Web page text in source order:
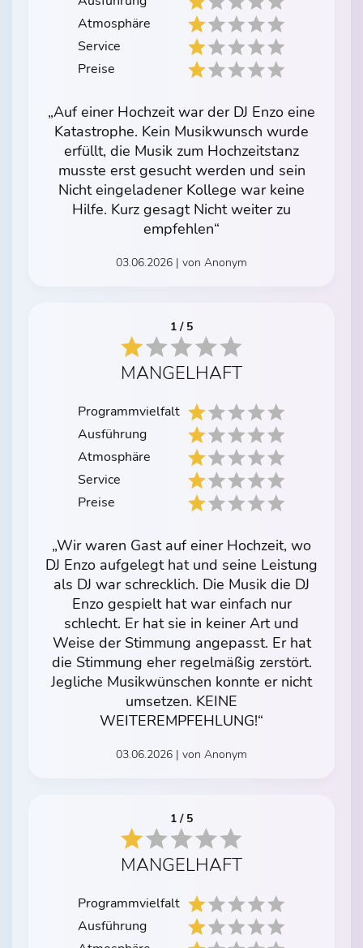
Atmosphäre
Service
Preise
„Auf einer Hochzeit war der DJ Enzo eine
Katastrophe. Kein Musikwunsch wurde
erfüllt, die Musik zum Hochzeitstanz
musste erst gesucht werden und sein
Nicht eingeladener Kollege war keine
Hilfe. Kurz gesagt Nicht weiter zu
empfehlen“
03.06.2026 | von Anonym
1 / 5
MANGELHAFT
Programmvielfalt
Ausführung
Atmosphäre
Service
Preise
„Wir waren Gast auf einer Hochzeit, wo
DJ Enzo aufgelegt hat und seine Leistung
als DJ war schrecklich. Die Musik die DJ
Enzo gespielt hat war einfach nur
schlecht. Er hat sie in keiner Art und
Weise der Stimmung angepasst. Er hat
die Stimmung eher regelmäßig zerstört.
Jegliche Musikwünschen konnte er nicht
umsetzen. KEINE
WEITEREMPFEHLUNG!“
03.06.2026 | von Anonym
1 / 5
MANGELHAFT
Programmvielfalt
Ausführung